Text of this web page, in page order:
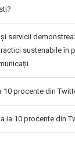
servicii
sustenabile în
10 procente din
ia 10 procente din